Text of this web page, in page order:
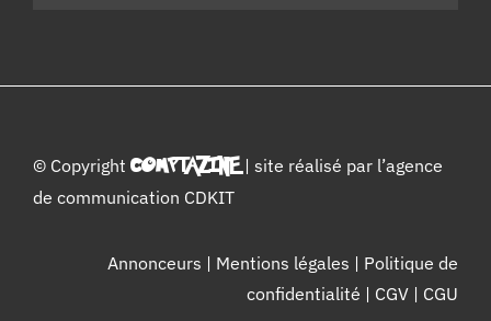
© Copyright COMPTAZINE| site réalisé par l’agence
de communication CDKIT
Annonceurs | Mentions légales | Politique de
confidentialité | CGV | CGU